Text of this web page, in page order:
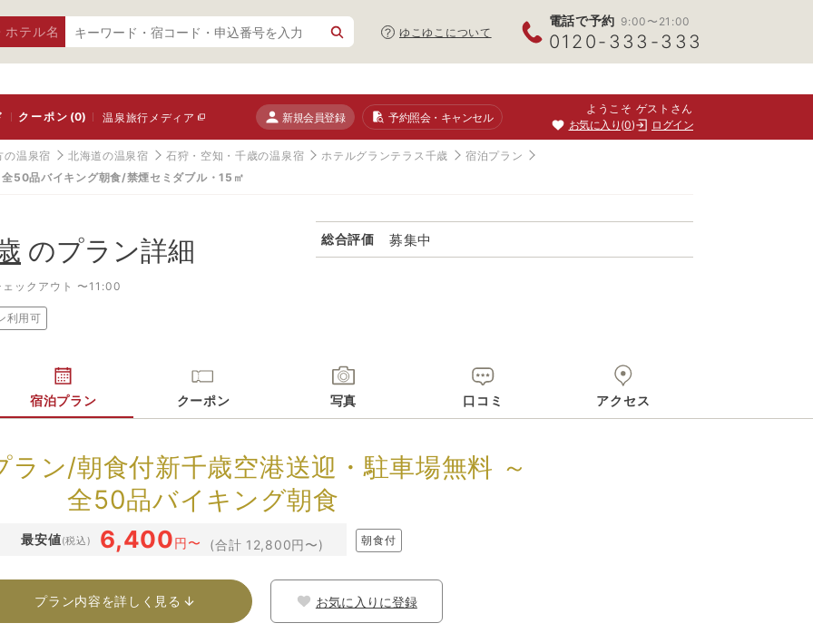
ホテル名 ゆこゆこについて
電話で予約 9:00〜21:00
0120-333-333
クーポン(0) 温泉旅行メディア 新規会員登録 予約照会・キャンセル
ようこそ ゲストさん
お気に入り 0 ログイン
の温泉宿 北海道の温泉宿 石狩・空知・千歳の温泉宿 ホテルグランテラス千歳
宿泊プラン
50品バイキング朝食/禁煙セミダブル・15㎡
のプラン詳細
ェックアウト 〜11:00
利用可
総合評価 募集中
宿泊プラン クーポン 写真 口コミ アクセス
ラン/朝食付新千歳空港送迎・駐車場無料 ～
全50品バイキング朝食
最安値(税込) 6,400円〜 (合計 12,800円〜) 朝食付
プラン内容を詳しく見る お気に入りに登録